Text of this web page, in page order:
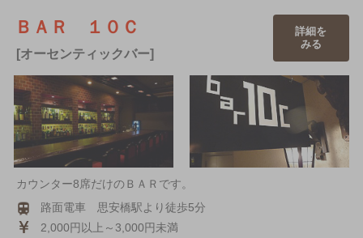
ＢＡＲ １０Ｃ
[オーセンティックバー]
詳細を
みる
カウンター8席だけのＢＡＲです。
路面電車 思安橋駅より徒歩5分
2,000円以上～3,000円未満